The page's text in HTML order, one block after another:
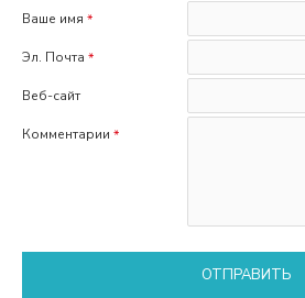
Ваше имя
Эл. Почта
Веб-сайт
Комментарии
ОТПРАВИТЬ